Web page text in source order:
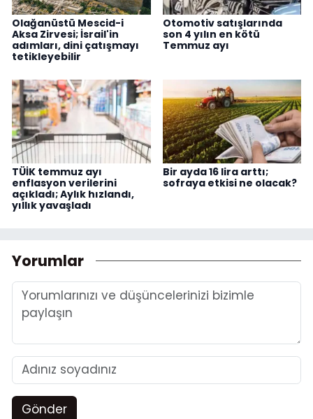
Olağanüstü Mescid-i
Aksa Zirvesi; İsrail'in
adımları, dini çatışmayı
tetikleyebilir
Otomotiv satışlarında
son 4 yılın en kötü
Temmuz ayı
TÜİK temmuz ayı
enflasyon verilerini
açıkladı; Aylık hızlandı,
yıllık yavaşladı
Bir ayda 16 lira arttı;
sofraya etkisi ne olacak?
Yorumlar
Gönder